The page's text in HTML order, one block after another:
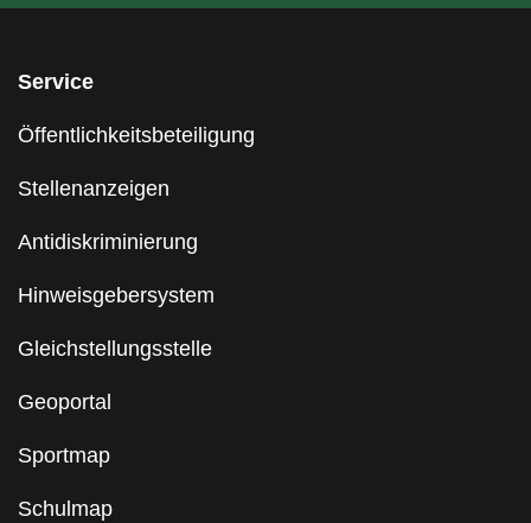
Service
Öffentlichkeitsbeteiligung
Stellenanzeigen
Antidiskriminierung
Hinweisgebersystem
Gleichstellungsstelle
Geoportal
Sportmap
Schulmap